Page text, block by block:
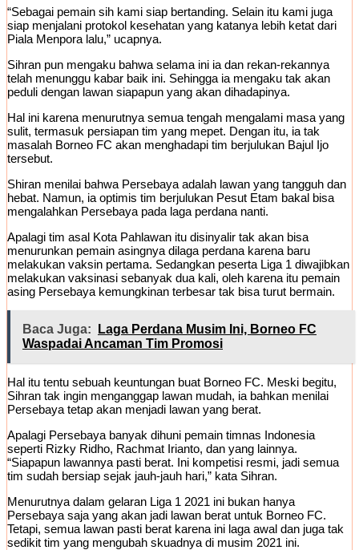
“Sebagai pemain sih kami siap bertanding. Selain itu kami juga
siap menjalani protokol kesehatan yang katanya lebih ketat dari
Piala Menpora lalu,” ucapnya.
Sihran pun mengaku bahwa selama ini ia dan rekan-rekannya
telah menunggu kabar baik ini. Sehingga ia mengaku tak akan
peduli dengan lawan siapapun yang akan dihadapinya.
Hal ini karena menurutnya semua tengah mengalami masa yang
sulit, termasuk persiapan tim yang mepet. Dengan itu, ia tak
masalah Borneo FC akan menghadapi tim berjulukan Bajul Ijo
tersebut.
Shiran menilai bahwa Persebaya adalah lawan yang tangguh dan
hebat. Namun, ia optimis tim berjulukan Pesut Etam bakal bisa
mengalahkan Persebaya pada laga perdana nanti.
Apalagi tim asal Kota Pahlawan itu disinyalir tak akan bisa
menurunkan pemain asingnya dilaga perdana karena baru
melakukan vaksin pertama. Sedangkan peserta Liga 1 diwajibkan
melakukan vaksinasi sebanyak dua kali, oleh karena itu pemain
asing Persebaya kemungkinan terbesar tak bisa turut bermain.
Baca Juga:
Laga Perdana Musim Ini, Borneo FC
Waspadai Ancaman Tim Promosi
Hal itu tentu sebuah keuntungan buat Borneo FC. Meski begitu,
Sihran tak ingin menganggap lawan mudah, ia bahkan menilai
Persebaya tetap akan menjadi lawan yang berat.
Apalagi Persebaya banyak dihuni pemain timnas Indonesia
seperti Rizky Ridho, Rachmat Irianto, dan yang lainnya.
“Siapapun lawannya pasti berat. Ini kompetisi resmi, jadi semua
tim sudah bersiap sejak jauh-jauh hari,” kata Sihran.
Menurutnya dalam gelaran Liga 1 2021 ini bukan hanya
Persebaya saja yang akan jadi lawan berat untuk Borneo FC.
Tetapi, semua lawan pasti berat karena ini laga awal dan juga tak
sedikit tim yang mengubah skuadnya di musim 2021 ini.